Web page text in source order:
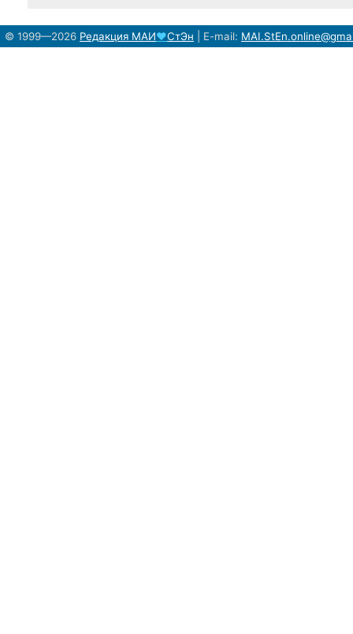
© 1999—2026 Редакция МАИ♥СтЭн E-mail: